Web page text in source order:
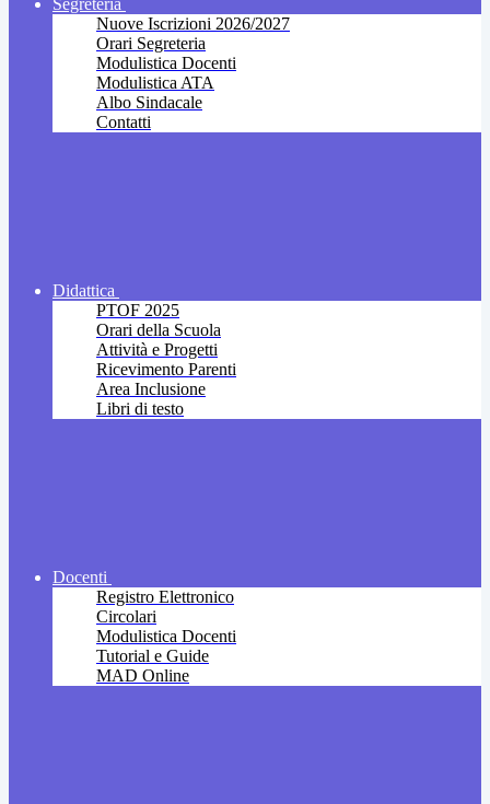
Segreteria
Nuove Iscrizioni 2026/2027
Orari Segreteria
Modulistica Docenti
Modulistica ATA
Albo Sindacale
Contatti
Didattica
PTOF 2025
Orari della Scuola
Attività e Progetti
Ricevimento Parenti
Area Inclusione
Libri di testo
Docenti
Registro Elettronico
Circolari
Modulistica Docenti
Tutorial e Guide
MAD Online